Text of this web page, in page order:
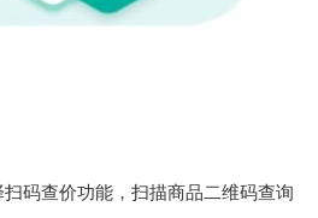
码查价功能，扫描商品二维码查询